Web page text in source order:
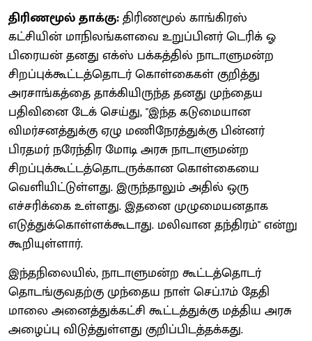
திரிணமூல் தாக்கு:திரிணமூல் காங்கிரஸ்
கட்சியின் மாநிலங்களவை உறுப்பினர் டெரிக் ஓ
பிரையன் தனது எக்ஸ் பக்கத்தில் நாடாளுமன்ற
சிறப்புக்கூட்டத்தொடர் கொள்கைகள் குறித்து
அரசாங்கத்தை தாக்கியிருந்த தனது முந்தைய
பதிவினை டேக் செய்து, "இந்த கடுமையான
விமர்சனத்துக்கு ஏழு மணிநேரத்துக்கு பின்னர்
பிரதமர் நரேந்திர மோடி அரசு நாடாளுமன்ற
சிறப்புக்கூட்டத்தொடருக்கான கொள்கையை
வெளியிட்டுள்ளது. இருந்தாலும் அதில் ஒரு
எச்சரிக்கை உள்ளது. இதனை முழுமையனதாக
எடுத்துக்கொள்ளக்கூடாது. மலிவான தந்திரம்" என்று
கூறியுள்ளார்.
இந்தநிலையில், நாடாளுமன்ற கூட்டத்தொடர்
தொடங்குவதற்கு முந்தைய நாள் செப்.17ம் தேதி
மாலை அனைத்துக்கட்சி கூட்டத்துக்கு மத்திய அரசு
அழைப்பு விடுத்துள்ளது குறிப்பிடத்தக்கது.